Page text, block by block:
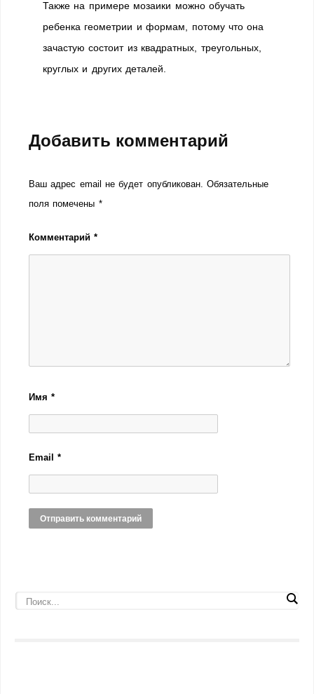
Также на примере мозаики можно обучать
ребенка геометрии и формам, потому что она
зачастую состоит из квадратных, треугольных,
круглых и других деталей.
Добавить комментарий
Ваш адрес email не будет опубликован. Обязательные
поля помечены *
Комментарий*
Имя*
Email*